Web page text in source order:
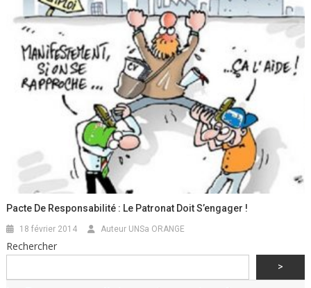
Pacte De Responsabilité : Le Patronat Doit S’engager !
18 février 2014 Auteur UNSa ORANGE
Rechercher
>